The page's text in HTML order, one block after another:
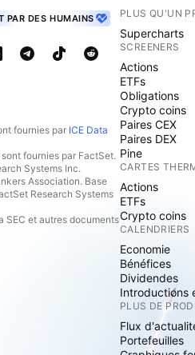
PAR DES HUMAINS
fournies par ICE Data
fournies par FactSet.
Systems Inc.
Association. Base
Research Systems
SEC et autres documents
PLUS QU'UN
Supercharts
SCREENERS
Actions
ETFs
Obligations
Crypto coins
Paires CEX
Paires DEX
Pine
CARTES
Actions
ETFs
Crypto coins
CALENDRIERS
Economie
Bénéfices
Dividendes
Introductions
PLUS DE
Flux
Portefeuilles